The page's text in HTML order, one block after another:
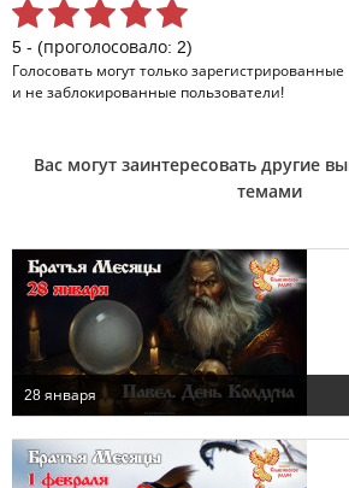
5 - (проголосовало: 2)
Голосовать могут только зарегистрированные
и не заблокированные пользователи!
Вас могут заинтересовать другие
темами